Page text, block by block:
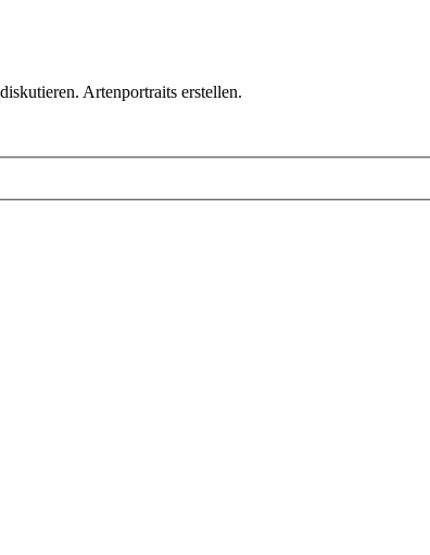
Artenportraits erstellen.